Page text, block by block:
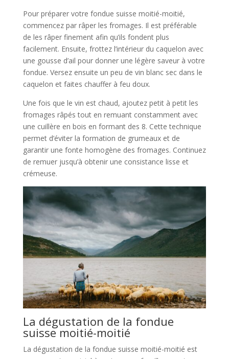
Pour préparer votre fondue suisse moitié-moitié,
commencez par râper les fromages. Il est préférable
de les râper finement afin qu’ils fondent plus
facilement. Ensuite, frottez l’intérieur du caquelon avec
une gousse d’ail pour donner une légère saveur à votre
fondue. Versez ensuite un peu de vin blanc sec dans le
caquelon et faites chauffer à feu doux.
Une fois que le vin est chaud, ajoutez petit à petit les
fromages râpés tout en remuant constamment avec
une cuillère en bois en formant des 8. Cette technique
permet d’éviter la formation de grumeaux et de
garantir une fonte homogène des fromages. Continuez
de remuer jusqu’à obtenir une consistance lisse et
crémeuse.
La dégustation de la fondue
suisse moitié-moitié
La dégustation de la fondue suisse moitié-moitié est